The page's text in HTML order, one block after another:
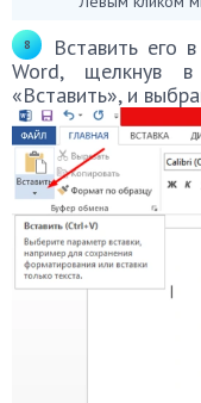
Вставить его
Word, щелкнув
«Вставить», и